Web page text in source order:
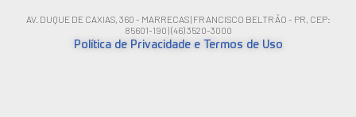
AV. DUQUE DE CAXIAS, 360 - MARRECAS | FRANCISCO BELTRÃO - PR, CEP:
85601-190 | (46) 3520-3000
Política de Privacidade e Termos de Uso